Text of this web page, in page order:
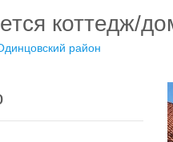
коттедж/
район